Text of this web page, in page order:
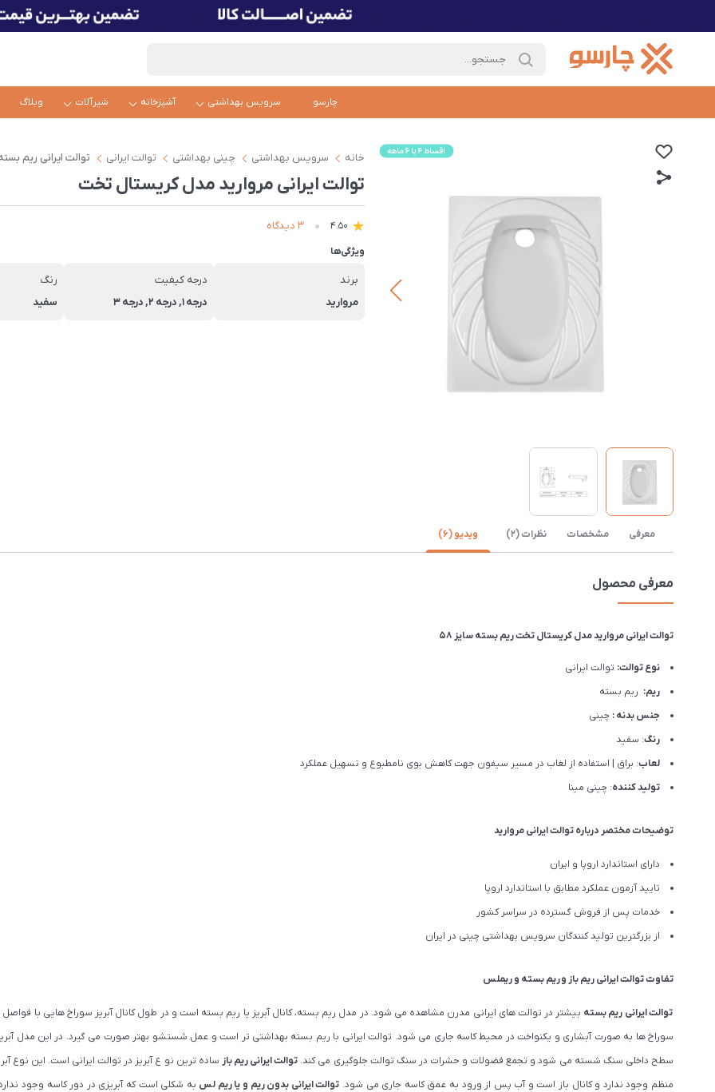
چارسو سرویس بهداشتی آشپزخانه شیرآلات وبلاگ
خانه سرویس بهداشتی چینی بهداشتی توالت ایرانی توالت ایرانی ریم
توالت ایرانی مروارید مدل کریستال تخت
4.50 3 دیدگاه
ویژگی‌ها
برند
مروارید
درجه کیفیت
درجه 1, درجه 2, درجه 3
رنگ
سفید
معرفی مشخصات نظرات (2) ویدیو (6)
معرفی محصول
توالت ایرانی مروارید مدل کریستال تخت ریم بسته سایز 58
نوع توالت: توالت ایرانی
ریم: ریم بسته
جنس بدنه : چینی
رنگ: سفید
لعاب: براق | استفاده از لغاب در مسیر سیفون جهت کاهش بوی نامطبوع و تسهیل عملکرد
تولید کننده: چینی مینا
توضیحات مختصر درباره توالت ایرانی مروارید
دارای استاندارد اروپا و ایران
تایید آزمون عملکرد مطابق با استاندارد اروپا
خدمات پس از فروش گسترده در سراسر کشور
از بزرگترین تولید کنندگان سرویس بهداشتی چینی در ایران
تفاوت توالت ایرانیریم باز وریم بسته وریملس
توالت ایرانی ریم بسته بیشتر در توالت‌‍‌ های ایرانی مدرن مشاهده می شود. در مدل ریم بسته، کانال آبریز یا ریم بسته است و در طول کانال آبریز سوراخ هایی با
سوراخ ها به صورت آبشاری و یکنواخت در محیط کاسه جاری می شود. توالت ایرانی با ریم بسته بهداشتی تر است و عمل شستشو بهتر صورت می گیرد. در این مدل
سطح داخلی سنگ شسته می شود و تجمع فضولات و حشرات در سنگ توالت جلوگیری می کند. توالت ایرانی ریم باز ساده ترین نو ع آبریز در توالت ایرانی است. این نوع
منظم وجود ندارد و کانال باز است و آب پس از ورود به عمق کاسه جاری می شود. توالت ایرانی بدون ریم و یا ریم لس به شکلی است که آبریزی در دور کاسه وجود